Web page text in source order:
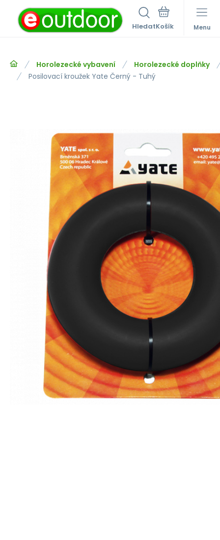
Hledat Menu
Horolezecké vybavení
Horolezecké doplňky
Posilovací kroužek Yate Černý - Tuhý